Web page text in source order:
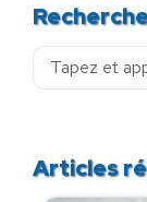
Recherche
Articles